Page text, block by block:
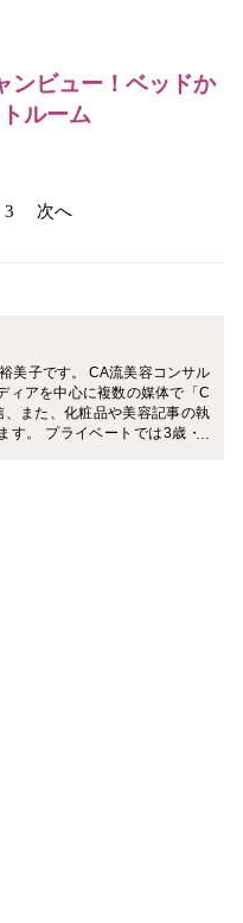
ンビュー！ベッドか
ルーム
3 次へ
美子です。 CA流美容コンサル
ィアを中心に複数の媒体で「C
また、化粧品や美容記事の執
す。 プライベートでは3歳・7